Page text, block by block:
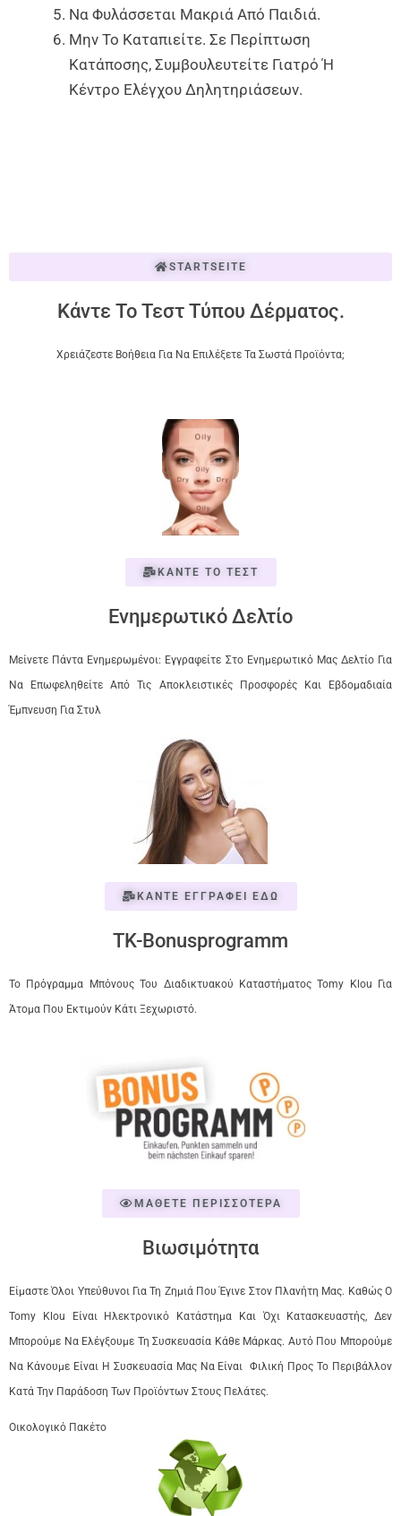
Να Φυλάσσεται Μακριά Από Παιδιά.
Μην Το Καταπιείτε. Σε Περίπτωση
Κατάποσης, Συμβουλευτείτε Γιατρό Ή
Κέντρο Ελέγχου Δηλητηριάσεων.
STARTSEITE
Κάντε Το Τεστ Τύπου Δέρματος.
Χρειάζεστε Βοήθεια Για Να Επιλέξετε Τα Σωστά Προϊόντα;
ΚΑΝΤΕ ΤΟ ΤΕΣΤ
Ενημερωτικό Δελτίο
Μείνετε Πάντα Ενημερωμένοι: Εγγραφείτε Στο Ενημερωτικό Μας Δελτίο Για
Να Επωφεληθείτε Από Τις Αποκλειστικές Προσφορές Και Εβδομαδιαία
Έμπνευση Για Στυλ
ΚΑΝΤΕ ΕΓΓΡΑΦΕΙ ΕΔΩ
TK-Bonusprogramm
Το Πρόγραμμα Μπόνους Του Διαδικτυακού Καταστήματος Tomy Klou Για
Άτομα Που Εκτιμούν Κάτι Ξεχωριστό.
ΜΑΘΕΤΕ ΠΕΡΙΣΣΟΤΕΡΑ
Βιωσιμότητα
Είμαστε Όλοι Υπεύθυνοι Για Τη Ζημιά Που Έγινε Στον Πλανήτη Μας. Καθώς Ο
Tomy Klou Είναι Ηλεκτρονικό Κατάστημα Και Όχι Κατασκευαστής, Δεν
Μπορούμε Να Ελέγξουμε Τη Συσκευασία Κάθε Μάρκας. Αυτό Που Μπορούμε
Να Κάνουμε Είναι Η Συσκευασία Μας Να Είναι Φιλική Προς Το Περιβάλλον
Κατά Την Παράδοση Των Προϊόντων Στους Πελάτες.
Οικολογικό Πακέτο